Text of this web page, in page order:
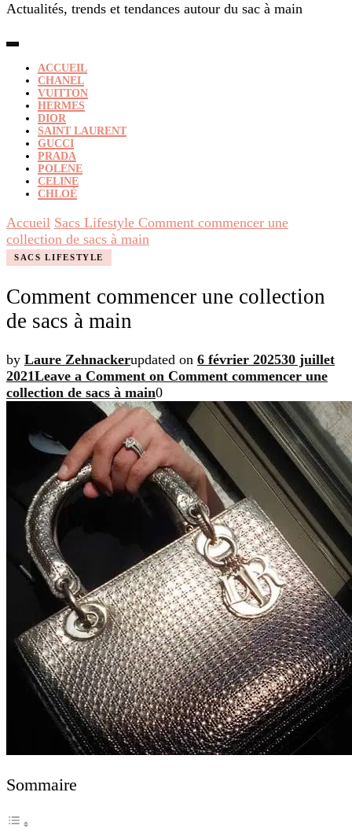
Actualités, trends et tendances autour du sac à main
ACCUEIL
CHANEL
VUITTON
HERMES
DIOR
SAINT LAURENT
GUCCI
PRADA
POLENE
CELINE
CHLOÉ
Accueil Sacs Lifestyle Comment commencer une
collection de sacs à main
SACS LIFESTYLE
Comment commencer une collection
de sacs à main
by Laure Zehnackerupdated on 6 février 202530 juillet
2021Leave a Comment on Comment commencer une
collection de sacs à main0
Sommaire